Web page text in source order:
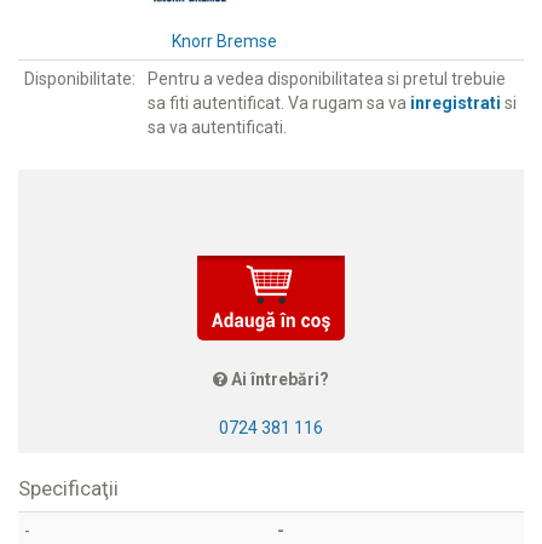
Knorr Bremse
Disponibilitate:
Pentru a vedea disponibilitatea si pretul trebuie
sa fiti autentificat. Va rugam sa va inregistrati si
sa va autentificati.
Ai întrebări?
0724 381 116
Specificaţii
- -